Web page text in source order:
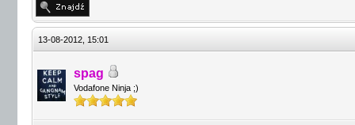
13-08-2012, 15:01
spag
Vodafone Ninja ;)